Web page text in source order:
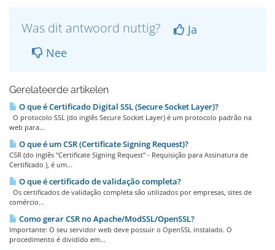
Was dit antwoord nuttig?
Ja
Nee
Gerelateerde artikelen
O que é Certificado Digital SSL (Secure Socket Layer)?
O protocolo SSL (do inglês Secure Socket Layer) é um protocolo padrão na
web para...
O que é um CSR (Certificate Signing Request)?
CSR (do inglês "Certificate Signing Request" - Requisição para Assinatura de
Certificado ), é um...
O que é certificado de validação completa?
Os certificados de validação completa são utilizados por empresas, sites de
comércio...
Como gerar CSR no Apache/ModSSL/OpenSSL?
Importante: O seu servidor web deve possuir o OpenSSL instalado. O
procedimento é dividido em...